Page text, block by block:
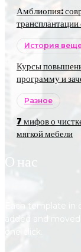
Амблиопия:
История
Курсы
программу и
Разное
7 мифов о
мягкой мебели
О нас
Each template in
added and